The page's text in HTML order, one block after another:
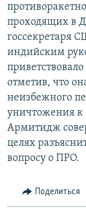
СОЦИАЛЬНЫЕ СЕТИ
Все сайты
проходящих в
госсекретаря
индийским
отметив, что
неизбежного
уничтожения к
Армитидж
целях
вопросу о ПРО.
Поделиться